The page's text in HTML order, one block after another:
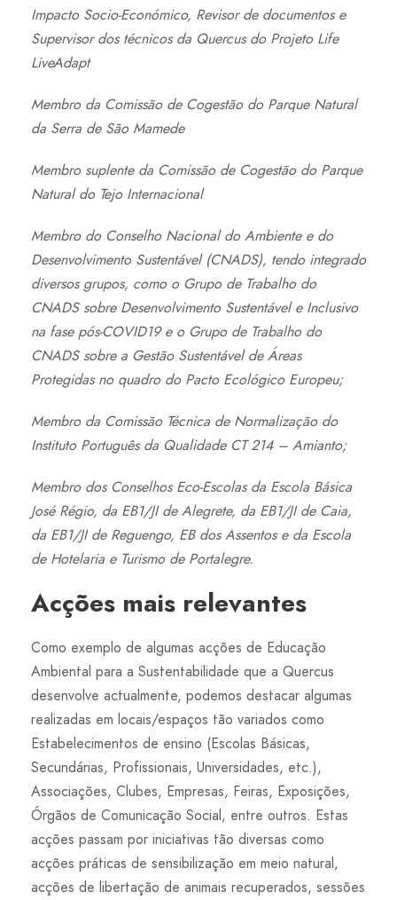
Impacto Socio-Económico, Revisor de documentos e
Supervisor dos técnicos da Quercus do Projeto Life
LiveAdapt
Membro da Comissão de Cogestão do Parque Natural
da Serra de São Mamede
Membro suplente da Comissão de Cogestão do Parque
Natural do Tejo Internacional
Membro do Conselho Nacional do Ambiente e do
Desenvolvimento Sustentável (CNADS), tendo integrado
diversos grupos, como o Grupo de Trabalho do
CNADS sobre Desenvolvimento Sustentável e Inclusivo
na fase pós-COVID19 e o Grupo de Trabalho do
CNADS sobre a Gestão Sustentável de Áreas
Protegidas no quadro do Pacto Ecológico Europeu;
Membro da Comissão Técnica de Normalização do
Instituto Português da Qualidade CT 214 – Amianto;
Membro dos Conselhos Eco-Escolas da Escola Básica
José Régio, da EB1/JI de Alegrete, da EB1/JI de Caia,
da EB1/JI de Reguengo, EB dos Assentos e da Escola
de Hotelaria e Turismo de Portalegre.
Acções mais relevantes
Como exemplo de algumas acções de Educação
Ambiental para a Sustentabilidade que a Quercus
desenvolve actualmente, podemos destacar algumas
realizadas em locais/espaços tão variados como
Estabelecimentos de ensino (Escolas Básicas,
Secundárias, Profissionais, Universidades, etc.),
Associações, Clubes, Empresas, Feiras, Exposições,
Órgãos de Comunicação Social, entre outros. Estas
acções passam por iniciativas tão diversas como
acções práticas de sensibilização em meio natural,
acções de libertação de animais recuperados, sessões